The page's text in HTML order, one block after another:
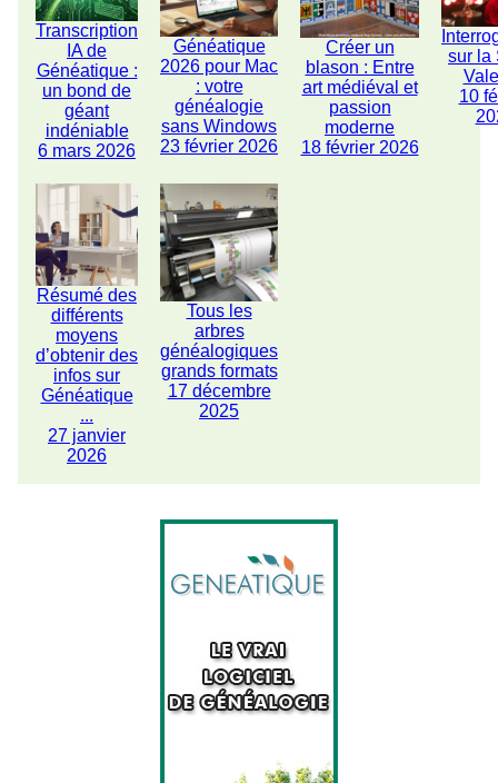
Transcription
IA de
Généatique :
un bond de
géant
indéniable
6 mars 2026
Généatique
2026 pour Mac
: votre
généalogie
sans Windows
23 février 2026
Créer un
blason : Entre
art médiéval et
passion
moderne
18 février 2026
sur la
10
Résumé des
différents
moyens
d’obtenir des
infos sur
Généatique
...
27 janvier
2026
Tous les
arbres
généalogiques
grands formats
17 décembre
2025